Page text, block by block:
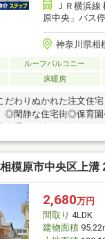
ＪＲ横浜
原中央」バス
神奈川県相
ルーフバルコニー
床暖房
わりぬかれた注文住
◎閑静な住宅街◎保育園
コニーと庭あり◎トイ
設備（ビルトイン浄
ー性の高いモニター付
小屋裏収納・床下収納
り◎家族でコニュニケ
ッチン◎生活施設（ス
局）が10分圏内にあり
模原市中央区上溝
2,680万円
間取り 4LDK
建物面積